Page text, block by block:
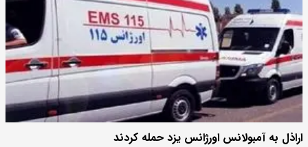
اراذل به آمبولانس اورژانس یزد حمله کردند